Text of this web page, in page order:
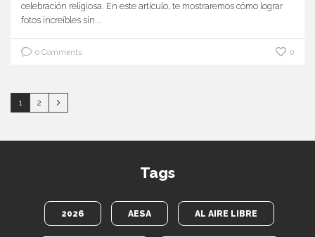
celebración religiosa. En este artículo, te mostraremos cómo lograr
fotos increíbles sin...
0 Comments 0
1 2
Tags
2026 AESA AL AIRE LIBRE